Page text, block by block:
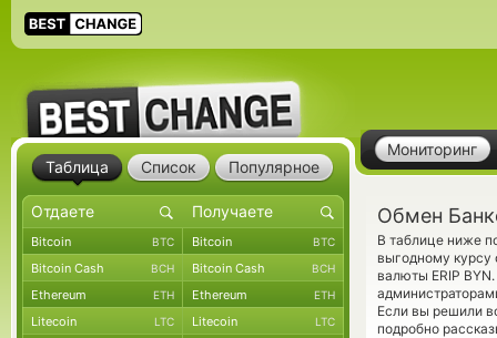
Мониторинг
Обмен
В таблице ниже
выгодному курсу
валюты ERIP
Если вы решили
подробно
Таблица Список Популярное
Bitcoin BTC Bitcoin BTC
Bitcoin Cash BCH Bitcoin Cash BCH
Ethereum ETH Ethereum ETH
Litecoin LTC Litecoin LTC